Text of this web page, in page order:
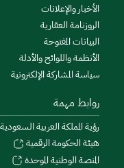
الأخبار والإعلانات
الروزنامة العقارية
البيانات المفتوحة
الأنظمة واللوائح والأدلة
سياسة المشاركة الإلكترونية
روابط مهمة
رؤية المملكة العربية السعودية 2030
هيئة الحكومة الرقمية
المنصة الوطنية الموحدة